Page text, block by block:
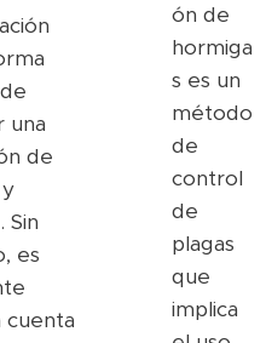
una
de
Sin
es
ón de
hormiga
s es un
método
de
control
de
plagas
que
implica